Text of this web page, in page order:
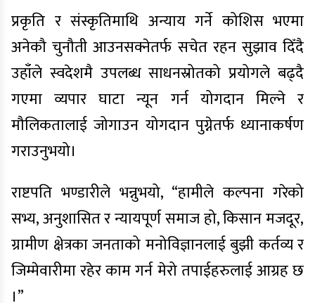
प्रकृति र संस्कृतिमाथि अन्याय गर्ने कोशिस भएमा
अनेकौ चुनौती आउनसक्नेतर्फ सचेत रहन सुझाव दिँदै
उहाँले स्वदेशमै उपलब्ध साधनस्रोतको प्रयोगले बढ्दै
गएमा व्यपार घाटा न्यून गर्न योगदान मिल्ने र
मौलिकतालाई जोगाउन योगदान पुग्नेतर्फ ध्यानाकर्षण
गराउनुभयो।
राष्टपति भण्डारीले भन्नुभयो, “हामीले कल्पना गरेको
सभ्य, अनुशासित र न्यायपूर्ण समाज हो, किसान मजदूर,
ग्रामीण क्षेत्रका जनताको मनोविज्ञानलाई बुझी कर्तव्य र
जिम्मेवारीमा रहेर काम गर्न मेरो तपाईहरुलाई आग्रह छ
।”